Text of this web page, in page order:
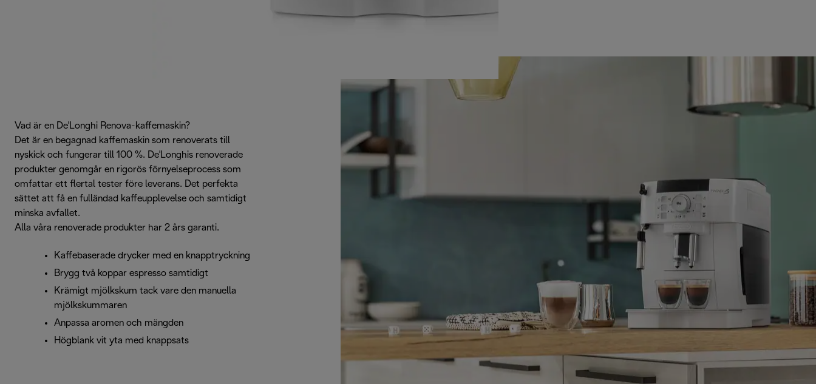
Vad är en De'Longhi Renova-kaffemaskin?
Det är en begagnad kaffemaskin som renoverats till
nyskick och fungerar till 100 %. De'Longhis renoverade
produkter genomgår en rigorös förnyelseprocess som
omfattar ett flertal tester före leverans. Det perfekta
sättet att få en fulländad kaffeupplevelse och samtidigt
minska avfallet.
Alla våra renoverade produkter har 2 års garanti.
Kaffebaserade drycker med en knapptryckning
Brygg två koppar espresso samtidigt
Krämigt mjölkskum tack vare den manuella
mjölkskummaren
Anpassa aromen och mängden
Högblank vit yta med knappsats